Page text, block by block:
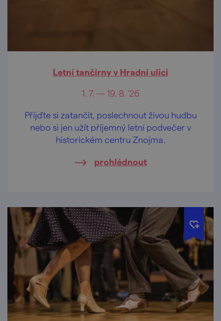
Letní tančírny v Hradní ulici
1. 7. — 19. 8. '26
Přijďte si zatančit, poslechnout živou hudbu
nebo si jen užít příjemný letní podvečer v
historickém centru Znojma.
prohlédnout